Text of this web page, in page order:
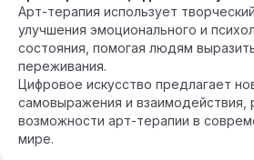
Арт-терапия использует
улучшения эмоционального и
состояния, помогая людям
переживания.
Цифровое искусство предлагает
самовыражения и взаимодействия,
возможности арт-терапии в
мире.